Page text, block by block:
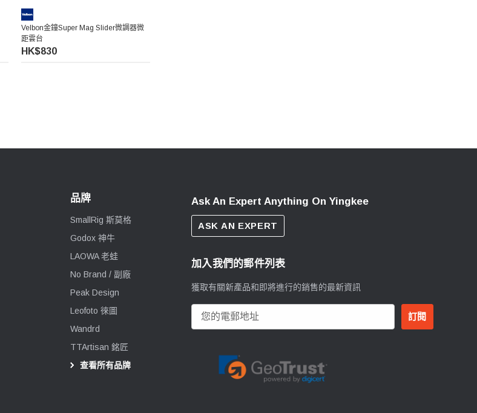
Velbon金鐘Super Mag Slider微調器微
距雲台
HK$830
品牌
SmallRig 斯莫格
Godox 神牛
LAOWA 老蛙
No Brand / 副廠
Peak Design
Leofoto 徠圖
Wandrd
TTArtisan 銘匠
查看所有品牌
Ask An Expert Anything On Yingkee
ASK AN EXPERT
加入我們的郵件列表
獲取有關新產品和即將進行的銷售的最新資訊
郵